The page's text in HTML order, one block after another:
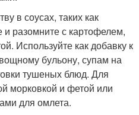
в соусах, таких как
разомните с картофелем,
Используйте как добавку к
бульону, супам на
тушеных блюд. Для
морковкой и фетой или
для омлета.